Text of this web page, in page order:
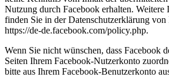
Nutzung durch Facebook erhalten. Weitere
finden Sie in der Datenschutzerklärung von
https://de-de.facebook.com/policy.php.
Wenn Sie nicht wünschen, dass Facebook
Seiten Ihrem Facebook-Nutzerkonto
bitte aus Ihrem Facebook-Benutzerkonto